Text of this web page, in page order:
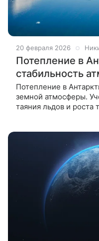
20 февраля 2026
Потепление в
стабильность
Потепление в
земной атмосферы.
таяния льдов и роста